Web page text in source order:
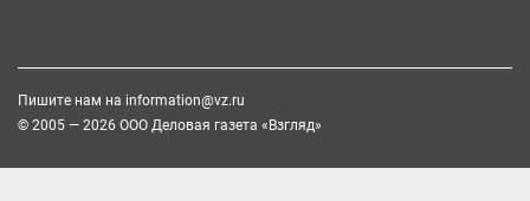
Пишите нам на information@vz.ru
© 2005 — 2026 ООО Деловая газета «Взгляд»